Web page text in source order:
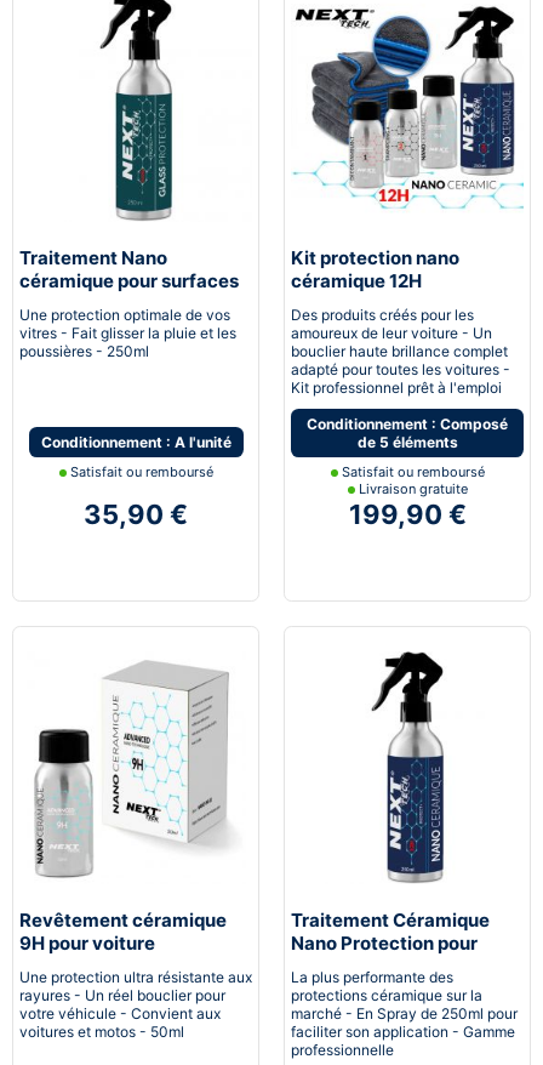
Traitement Nano
céramique pour surfaces
Une protection optimale de vos
vitres - Fait glisser la pluie et les
poussières - 250ml
Conditionnement : A l'unité
Satisfait ou remboursé
35,90 €
Kit protection nano
céramique 12H
Des produits créés pour les
amoureux de leur voiture - Un
bouclier haute brillance complet
adapté pour toutes les voitures -
Kit professionnel prêt à l'emploi
Conditionnement : Composé
de 5 éléments
Satisfait ou remboursé
Livraison gratuite
199,90 €
Revêtement céramique
9H pour voiture
Une protection ultra résistante aux
rayures - Un réel bouclier pour
votre véhicule - Convient aux
voitures et motos - 50ml
Traitement Céramique
Nano Protection pour
voiture
La plus performante des
protections céramique sur la
marché - En Spray de 250ml pour
faciliter son application - Gamme
professionnelle